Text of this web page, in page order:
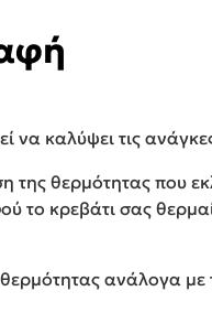
να καλύψει τις
της θερμότητας που
το κρεβάτι σας
ανάλογα με